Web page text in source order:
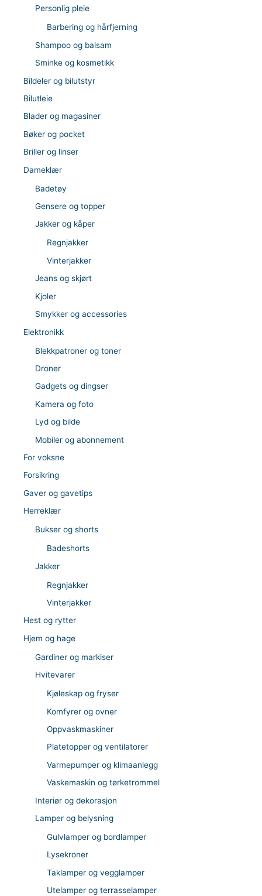
Personlig pleie
Barbering og hårfjerning
Shampoo og balsam
Sminke og kosmetikk
Bildeler og bilutstyr
Bilutleie
Blader og magasiner
Bøker og pocket
Briller og linser
Dameklær
Badetøy
Gensere og topper
Jakker og kåper
Regnjakker
Vinterjakker
Jeans og skjørt
Kjoler
Smykker og accessories
Elektronikk
Blekkpatroner og toner
Droner
Gadgets og dingser
Kamera og foto
Lyd og bilde
Mobiler og abonnement
For voksne
Forsikring
Gaver og gavetips
Herreklær
Bukser og shorts
Badeshorts
Jakker
Regnjakker
Vinterjakker
Hest og rytter
Hjem og hage
Gardiner og markiser
Hvitevarer
Kjøleskap og fryser
Komfyrer og ovner
Oppvaskmaskiner
Platetopper og ventilatorer
Varmepumper og klimaanlegg
Vaskemaskin og tørketrommel
Interiør og dekorasjon
Lamper og belysning
Gulvlamper og bordlamper
Lysekroner
Taklamper og vegglamper
Utelamper og terrasselamper